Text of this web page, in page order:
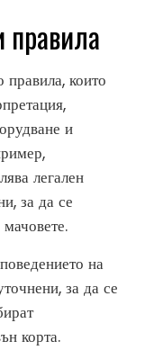
правила
които
и
легален
за да се
на
за да се
корта.